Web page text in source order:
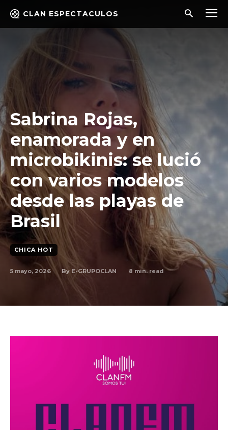
CLAN ESPECTACULOS
Sabrina Rojas,
enamorada y en
microbikinis: se lució
con varios modelos
desde las playas de
Brasil
CHICA HOT
5 mayo, 2026 By E-GRUPOCLAN 8 min. read